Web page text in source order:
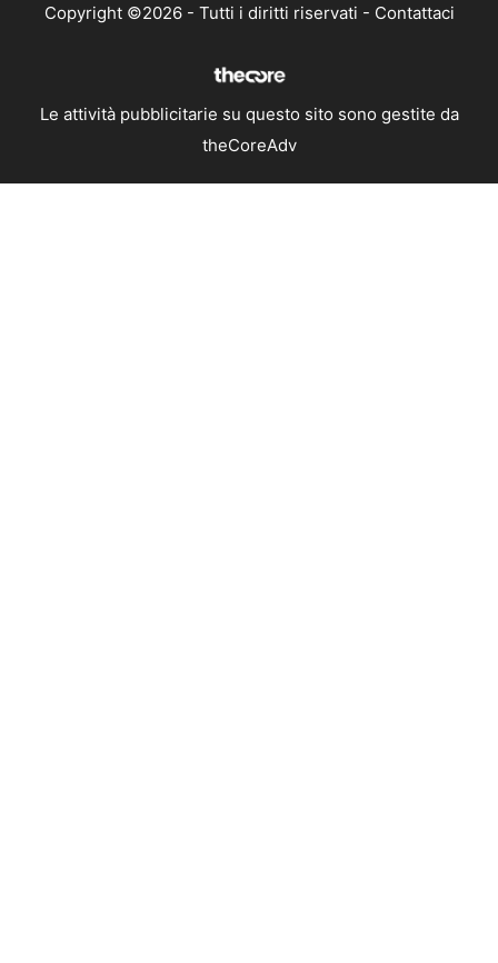
Copyright ©2026 - Tutti i diritti riservati - Contattaci
Le attività pubblicitarie su questo sito sono gestite da
theCoreAdv